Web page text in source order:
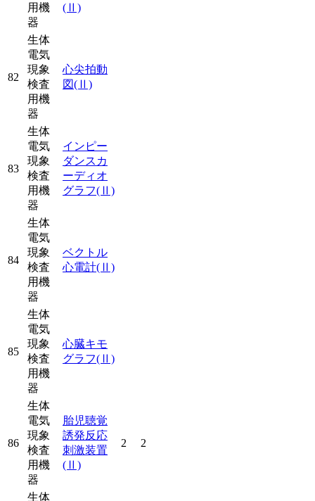
用機
器
(Ⅱ)
82
生体
電気
現象
検査
用機
器
心尖拍動
図(Ⅱ)
83
生体
電気
現象
検査
用機
器
インピー
ダンスカ
ーディオ
グラフ(Ⅱ)
84
生体
電気
現象
検査
用機
器
ベクトル
心電計(Ⅱ)
85
生体
電気
現象
検査
用機
器
心臓キモ
グラフ(Ⅱ)
86
生体
電気
現象
検査
用機
器
胎児聴覚
誘発反応
刺激装置
(Ⅱ)
2 2
生体